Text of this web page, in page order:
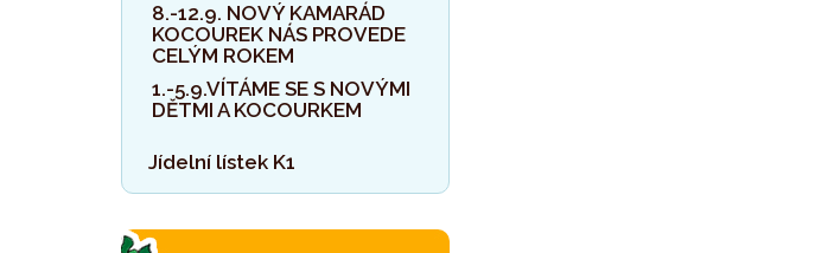
8.-12.9. NOVÝ KAMARÁD
KOCOUREK NÁS PROVEDE
CELÝM ROKEM
1.-5.9.VÍTÁME SE S NOVÝMI
DĚTMI A KOCOURKEM
Jídelní lístek K1